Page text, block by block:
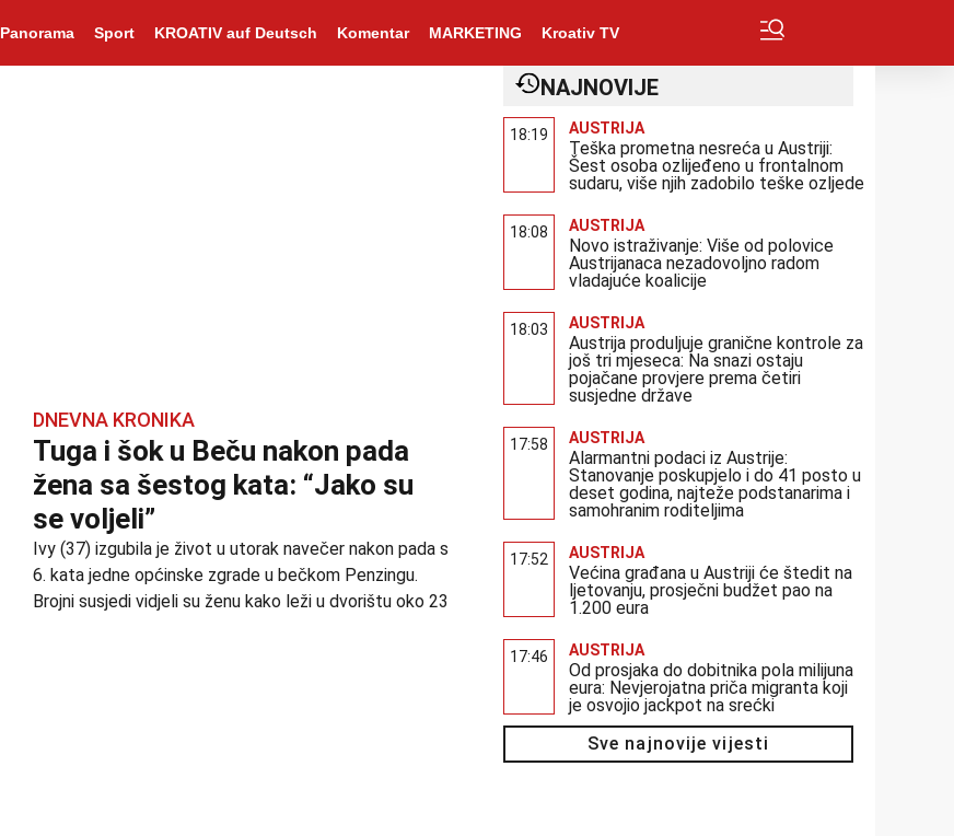
Panorama Sport KROATIV auf Deutsch Komentar MARKETING Kroativ TV
DNEVNA KRONIKA
Tuga i šok u Beču nakon pada
žena sa šestog kata: “Jako su
se voljeli”
Ivy (37) izgubila je život u utorak navečer nakon pada s
6. kata jedne općinske zgrade u bečkom Penzingu.
Brojni susjedi vidjeli su ženu kako leži u dvorištu oko 23
NAJNOVIJE
18:19 AUSTRIJA
Teška prometna nesreća u Austriji:
Šest osoba ozlijeđeno u frontalnom
sudaru, više njih zadobilo teške ozljede
18:08 AUSTRIJA
Novo istraživanje: Više od polovice
Austrijanaca nezadovoljno radom
vladajuće koalicije
18:03 AUSTRIJA
Austrija produljuje granične kontrole za
još tri mjeseca: Na snazi ostaju
pojačane provjere prema četiri
susjedne države
17:58 AUSTRIJA
Alarmantni podaci iz Austrije:
Stanovanje poskupjelo i do 41 posto u
deset godina, najteže podstanarima i
samohranim roditeljima
17:52 AUSTRIJA
Većina građana u Austriji će štedit na
ljetovanju, prosječni budžet pao na
1.200 eura
17:46 AUSTRIJA
Od prosjaka do dobitnika pola milijuna
eura: Nevjerojatna priča migranta koji
je osvojio jackpot na srećki
Sve najnovije vijesti